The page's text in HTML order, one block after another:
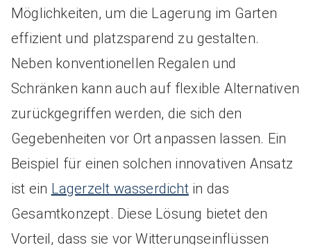
Möglichkeiten, um die Lagerung im Garten
effizient und platzsparend zu gestalten.
Neben konventionellen Regalen und
Schränken kann auch auf flexible Alternativen
zurückgegriffen werden, die sich den
Gegebenheiten vor Ort anpassen lassen. Ein
Beispiel für einen solchen innovativen Ansatz
ist ein Lagerzelt wasserdichtin das
Gesamtkonzept. Diese Lösung bietet den
Vorteil, dass sie vor Witterungseinflüssen